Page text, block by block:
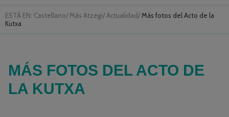
ESTÁ EN: Castellano/ Más Atzegi/ Actualidad/ Más fotos del Acto de la
Kutxa
MÁS FOTOS DEL ACTO DE
LA KUTXA